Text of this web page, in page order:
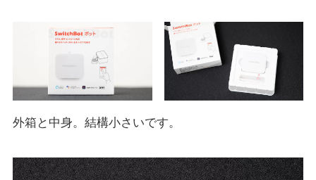
外箱と中身。結構小さいです。